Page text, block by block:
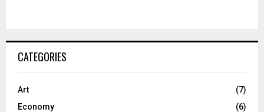
CATEGORIES
Art
(7)
Economy
(6)